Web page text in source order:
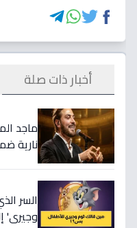
أخبار ذات صلة
نارية
السر